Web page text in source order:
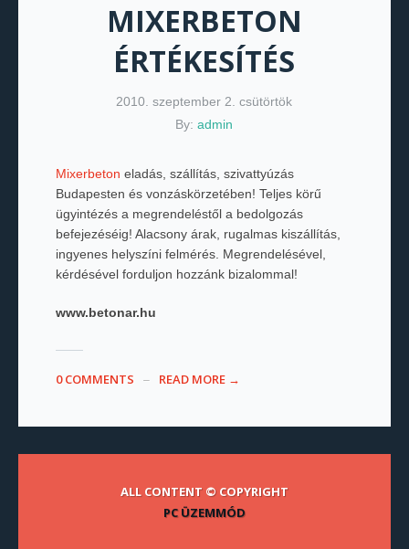
MIXERBETON
ÉRTÉKESÍTÉS
2010. szeptember 2. csütörtök
By:admin
Mixerbeton eladás, szállítás, szivattyúzás
Budapesten és vonzáskörzetében! Teljes körű
ügyintézés a megrendeléstől a bedolgozás
befejezéséig! Alacsony árak, rugalmas kiszállítás,
ingyenes helyszíni felmérés. Megrendelésével,
kérdésével forduljon hozzánk bizalommal!
www.betonar.hu
0 COMMENTS READ MORE →
ALL CONTENT © COPYRIGHT
PC ÜZEMMÓD